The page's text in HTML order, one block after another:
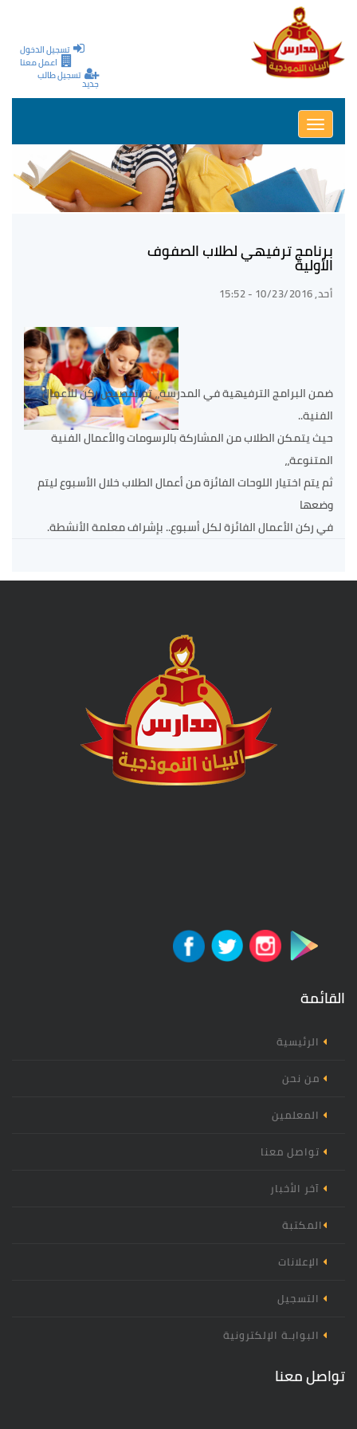
تجاوز إلى المحتوى الرئيسي
تسجيل الدخول
اعمل معنا
تسجيل طالب
جديد
Toggle
navigation
برنامج ترفيهي لطلاب الصفوف
الأولية
أحد, 10/23/2016 - 15:52
ضمن البرامج الترفيهية في المدرسة،، تم تخصيص ركن للأعمال
الفنية..
حيث يتمكن الطلاب من المشاركة بالرسومات والأعمال الفنية
المتنوعة،،
ثم يتم اختيار اللوحات الفائزة من أعمال الطلاب خلال الأسبوع ليتم
وضعها
في ركن الأعمال الفائزة لكل أسبوع.. بإشراف معلمة الأنشطة.
القائمة
الرئيسية
من نحن
المعلمين
تواصل معنا
آخر الأخبار
المكتبة
الإعلانات
التسجيل
البوابـة الإلكترونية
تواصل معنا